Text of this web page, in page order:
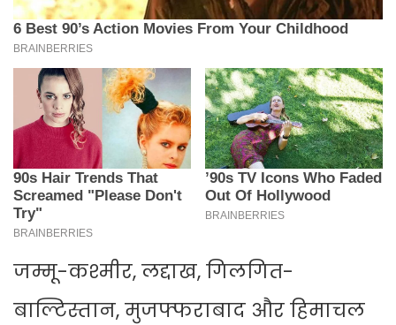
जम्मू-कश्मीर, लद्दाख, गिलगित-
बाल्टिस्तान, मुजफ्फराबाद और हिमाचल